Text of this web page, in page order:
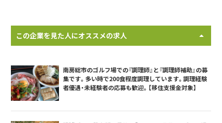
この企業を見た人にオススメの求人
南房総市のゴルフ場での『調理師』と『調理師補助』の募
集です。多い時で200食程度調理しています。調理経験
者優遇・未経験者の応募も歓迎。【移住支援金対象】